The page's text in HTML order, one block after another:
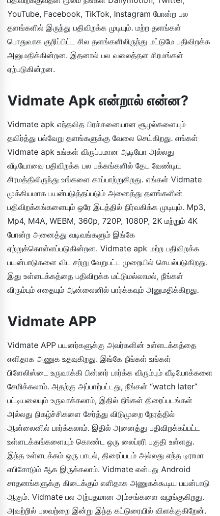
YouTube, Facebook, TikTok, Instagram போன்ற பல
தளங்களில் இருந்து பதிவிறக்க முடியும். மற்ற தளங்கள்
பொதுவாக குறிப்பிட்ட சில தளங்களிலிருந்து மட்டுமே பதிவிறக்க
அனுமதிக்கின்றன. இதனால் பல வலைத்தள சிரமங்கள்
ஏற்படுகின்றன.
Vidmate Apk என்றால் என்ன?
Vidmate apk எந்தவித பிரச்சனையான சூழல்களையும்
தவிர்த்து பல்வேறு தளங்களுக்கு வேலை செய்கிறது. எங்கள்
Vidmate apk உங்கள் விருப்பமான ஆடியோ அல்லது
வீடியோவை பதிவிறக்க பல பக்கங்களில் தேட வேண்டிய
சிரமத்திலிருந்து உங்களை காப்பாற்றுகிறது. எங்கள் Vidmate
முக்கியமாக பயன்படுத்தப்படும் அனைத்து தளங்களின்
பதிவிறக்கங்களையும் ஒரே இடத்தில் நிர்வகிக்க முடியும். Mp3,
Mp4, M4A, WEBM, 360p, 720P, 1080P, 2K மற்றும் 4K
போன்ற அனைத்து வடிவங்களும் இங்கே
ஏற்றுக்கொள்ளப்படுகின்றன. Vidmate apk மற்ற பதிவிறக்க
பயன்பாடுகளை விட சற்று வேறுபட்ட முறையில் செயல்படுகிறது.
இது உள்ளடக்கத்தை பதிவிறக்க மட்டுமல்லாமல், நீங்கள்
விரும்பும் எதையும் ஆன்லைனில் பார்க்கவும் அனுமதிக்கிறது.
Vidmate APP
Vidmate APP பயனர்களுக்கு அவர்களின் உள்ளடக்கத்தை
எளிதாக அணுக உதவுகிறது. இங்கே நீங்கள் உங்கள்
பிளேலிஸ்டை உருவாக்கி பின்னர் பார்க்க விரும்பும் வீடியோக்களை
சேமிக்கலாம். அதற்கு அப்பாற்பட்டது, நீங்கள் “watch later”
பட்டியலையும் உருவாக்கலாம், இதில் நீங்கள் திரைப்படங்கள்
அல்லது நிகழ்ச்சிகளை சேர்த்து விடுமுறை நேரத்தில்
ஆன்லைனில் பார்க்கலாம். இதில் அனைத்து பதிவிறக்கப்பட்ட
உள்ளடக்கங்களையும் கொண்ட ஒரு லைப்ரரி பகுதி உள்ளது.
இந்த உள்ளடக்கம் ஒரு பாடல், திரைப்படம் அல்லது எந்த டிராமா
எபிசோடும் ஆக இருக்கலாம். Vidmate என்பது Android
சாதனங்களுக்கு கிடைக்கும் எளிதாக அணுகக்கூடிய பயன்பாடு
ஆகும். Vidmate பல அற்புதமான அம்சங்களை வழங்குகிறது.
அவற்றில் பலவற்றை இன்று இந்த கட்டுரையில் விளக்குகிறேன்.